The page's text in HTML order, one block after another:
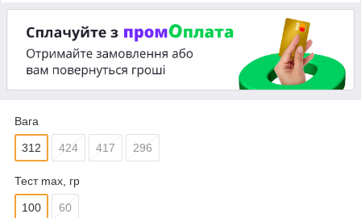
Вага
312 424 417 296
Тест max, гр
100 60